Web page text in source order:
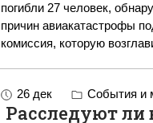
погибли 27 человек,
причин авиакатастрофы
комиссия, которую
26 дек События и
Расследуют